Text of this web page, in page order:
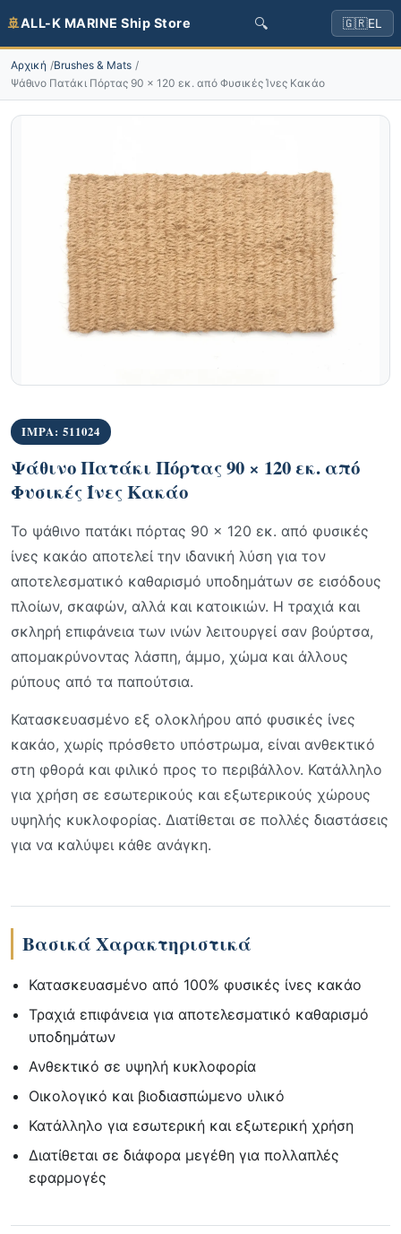
🚢ALL-K MARINE Ship Store 🔍 🇬🇷EL
Αρχική
Brushes & Mats
Ψάθινο Πατάκι Πόρτας 90 × 120 εκ. από Φυσικές Ίνες Κακάο
IMPA: 511024
Ψάθινο Πατάκι Πόρτας 90 × 120 εκ. από
Φυσικές Ίνες Κακάο
Το ψάθινο πατάκι πόρτας 90 × 120 εκ. από φυσικές
ίνες κακάο αποτελεί την ιδανική λύση για τον
αποτελεσματικό καθαρισμό υποδημάτων σε εισόδους
πλοίων, σκαφών, αλλά και κατοικιών. Η τραχιά και
σκληρή επιφάνεια των ινών λειτουργεί σαν βούρτσα,
απομακρύνοντας λάσπη, άμμο, χώμα και άλλους
ρύπους από τα παπούτσια.
Κατασκευασμένο εξ ολοκλήρου από φυσικές ίνες
κακάο, χωρίς πρόσθετο υπόστρωμα, είναι ανθεκτικό
στη φθορά και φιλικό προς το περιβάλλον. Κατάλληλο
για χρήση σε εσωτερικούς και εξωτερικούς χώρους
υψηλής κυκλοφορίας. Διατίθεται σε πολλές διαστάσεις
για να καλύψει κάθε ανάγκη.
Βασικά Χαρακτηριστικά
Κατασκευασμένο από 100% φυσικές ίνες κακάο
Τραχιά επιφάνεια για αποτελεσματικό καθαρισμό
υποδημάτων
Ανθεκτικό σε υψηλή κυκλοφορία
Οικολογικό και βιοδιασπώμενο υλικό
Κατάλληλο για εσωτερική και εξωτερική χρήση
Διατίθεται σε διάφορα μεγέθη για πολλαπλές
εφαρμογές